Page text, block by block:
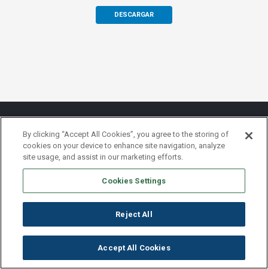
DESCARGAR
Pie de página Global
Nota legal
By clicking “Accept All Cookies”, you agree to the storing of
cookies on your device to enhance site navigation, analyze
site usage, and assist in our marketing efforts.
Cookies Settings
Reject All
Accept All Cookies